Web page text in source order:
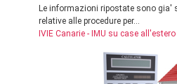
Le informazioni ripostate sono gia'
relative alle procedure per...
IVIE Canarie - IMU su case all'estero